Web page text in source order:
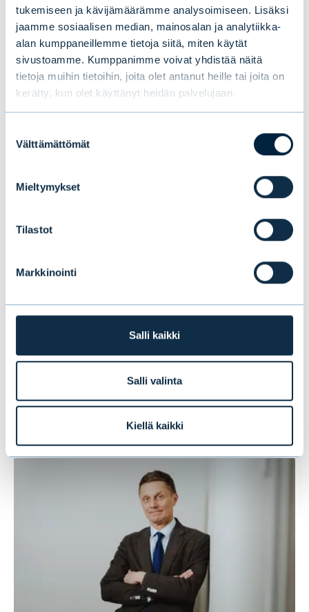
tukemiseen ja kävijämäärämme analysoimiseen. Lisäksi
jaamme sosiaalisen median, mainosalan ja analytiikka-
alan kumppaneillemme tietoja siitä, miten käytät
sivustoamme. Kumppanimme voivat yhdistää näitä
tietoja muihin tietoihin, joita olet antanut heille tai joita on
kerätty, kun olet käyttänyt heidän palvelujaan.
valinta
Välttämättömät
Mieltymykset
Tilastot
Markkinointi
Salli kaikki
Salli valinta
Kiellä kaikki
Puolivälikatsaus 2026:
Nousumarkkina jatkuu, mutta
hengähdystauko todennäköinen
Mitä yksityisasiakkaat odottavat nyt
15.06.2026